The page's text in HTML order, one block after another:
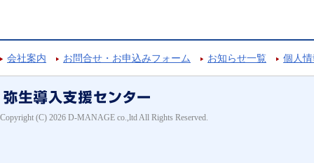
会社案内 お問合せ・お申込みフォーム お知らせ一覧 個人
Copyright (C) 2026 D-MANAGE co.,ltd All Rights Reserved.